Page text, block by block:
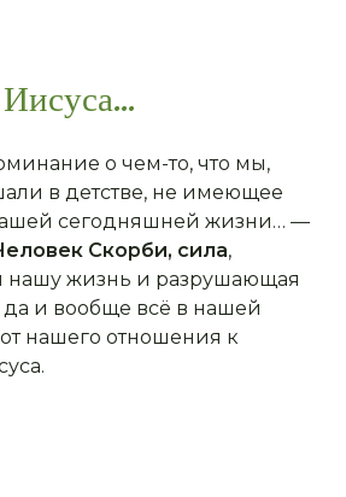
о чем-то, что мы,
в детстве, не имеющее
сегодняшней жизни… —
Скорби, сила,
нашу жизнь и разрушающая
и вообще всё в нашей
нашего отношения к